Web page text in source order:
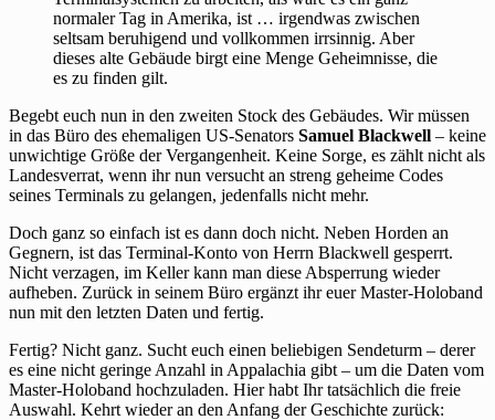
normaler Tag in Amerika, ist … irgendwas zwischen
seltsam beruhigend und vollkommen irrsinnig. Aber
dieses alte Gebäude birgt eine Menge Geheimnisse, die
es zu finden gilt.
Begebt euch nun in den zweiten Stock des Gebäudes. Wir müssen
in das Büro des ehemaligen US-Senators Samuel Blackwell – keine
unwichtige Größe der Vergangenheit. Keine Sorge, es zählt nicht als
Landesverrat, wenn ihr nun versucht an streng geheime Codes
seines Terminals zu gelangen, jedenfalls nicht mehr.
Doch ganz so einfach ist es dann doch nicht. Neben Horden an
Gegnern, ist das Terminal-Konto von Herrn Blackwell gesperrt.
Nicht verzagen, im Keller kann man diese Absperrung wieder
aufheben. Zurück in seinem Büro ergänzt ihr euer Master-Holoband
nun mit den letzten Daten und fertig.
Fertig? Nicht ganz. Sucht euch einen beliebigen Sendeturm – derer
es eine nicht geringe Anzahl in Appalachia gibt – um die Daten vom
Master-Holoband hochzuladen. Hier habt Ihr tatsächlich die freie
Auswahl. Kehrt wieder an den Anfang der Geschichte zurück: